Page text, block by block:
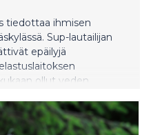
tiedottaa ihmisen
Sup-lautailijan
epäilyjä
ollut veden